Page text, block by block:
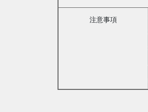
注意事項